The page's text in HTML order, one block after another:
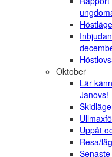
Oktober
Lär
Janovs!
Uppåt
Resa/